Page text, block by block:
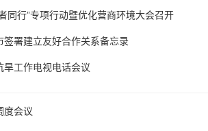
同行”专项行动暨优化营商环境大会召开
签署建立友好合作关系备忘录
旱工作电视电话会议
度会议